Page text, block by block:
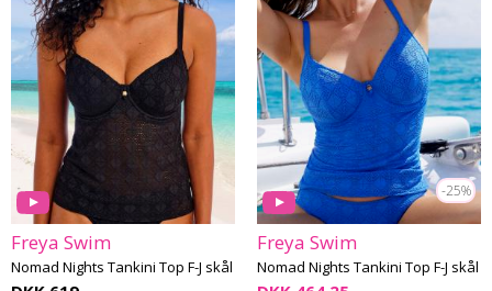
Freya Swim
Nomad Nights Tankini Top F-J skål
-25%
Freya Swim
Nomad Nights Tankini Top F-J skål